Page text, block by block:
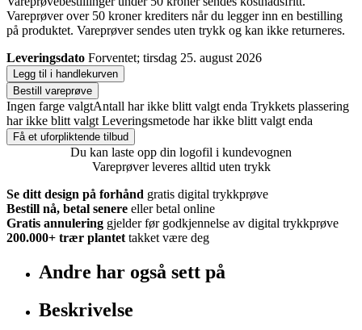
Vareprøver over 50 kroner krediters når du legger inn en bestilling
på produktet. Vareprøver sendes uten trykk og kan ikke returneres.
Leveringsdato Forventet; tirsdag 25. august 2026
Legg til i handlekurven
Bestill vareprøve
Ingen farge valgtAntall har ikke blitt valgt enda Trykkets plassering
har ikke blitt valgt Leveringsmetode har ikke blitt valgt enda
Få et uforpliktende tilbud
Du kan laste opp din logofil i kundevognen
Vareprøver leveres alltid uten trykk
Se ditt design på forhånd gratis digital trykkprøve
Bestill nå, betal senere eller betal online
Gratis annulering gjelder før godkjennelse av digital trykkprøve
200.000+ trær plantet takket være deg
Andre har også sett på
Beskrivelse